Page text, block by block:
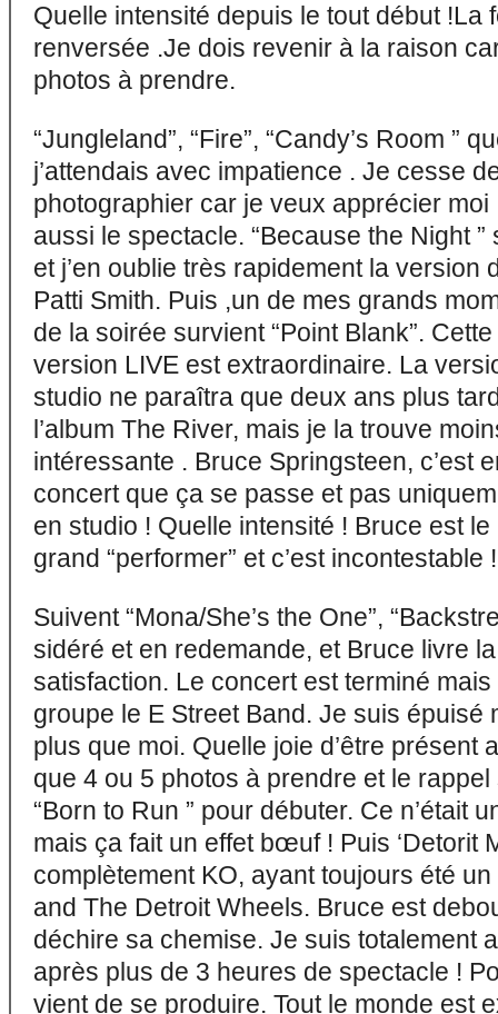
Quelle intensité depuis le tout début !La
renversée .Je dois revenir à la raison
photos à prendre.
“Jungleland”, “Fire”, “Candy’s Room ”
j’attendais avec impatience . Je cesse
photographier car je veux apprécier moi
aussi le spectacle. “Because the Night ”
et j’en oublie très rapidement la version
Patti Smith. Puis ,un de mes grands
de la soirée survient “Point Blank”. Cette
version LIVE est extraordinaire. La
studio ne paraîtra que deux ans plus
l’album The River, mais je la trouve
intéressante . Bruce Springsteen, c’est
concert que ça se passe et pas
en studio ! Quelle intensité ! Bruce est le
grand “performer” et c’est incontestable !
Suivent “Mona/She’s the One”,
sidéré et en redemande, et Bruce livre
satisfaction. Le concert est terminé
groupe le E Street Band. Je suis épuisé
plus que moi. Quelle joie d’être présent
que 4 ou 5 photos à prendre et le rappel
“Born to Run ” pour débuter. Ce n’était
mais ça fait un effet bœuf ! Puis ‘Detorit
complètement KO, ayant toujours été
and The Detroit Wheels. Bruce est
déchire sa chemise. Je suis totalement
après plus de 3 heures de spectacle !
vient de se produire. Tout le monde est